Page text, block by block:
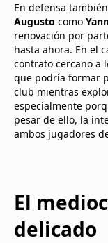
En defensa
Augusto como
renovación por
hasta ahora. En el
contrato cercano a
que podría formar
club mientras
especialmente
pesar de ello, la
ambos jugadores
El
delicado